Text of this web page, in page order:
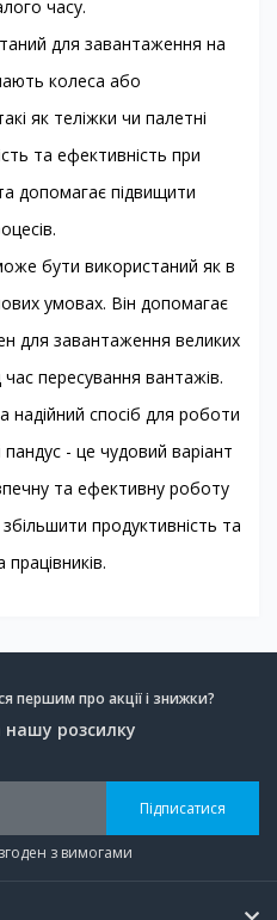
часу.
для завантаження на
колеса або
як теліжки чи палетні
та ефективність при
допомагає підвищити
бути використаний як в
умовах. Він допомагає
для завантаження великих
час пересування вантажів.
спосіб для роботи
- це чудовий варіант
та ефективну роботу
продуктивність та
першим про акції і знижки?
нашу розсилку
Підписатися
згоден з вимогами